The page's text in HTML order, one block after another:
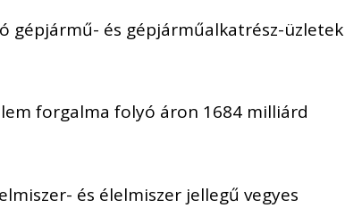
gépjármű- és gépjárműalkatrész-üzletek
forgalma folyó áron 1684 milliárd
és élelmiszer jellegű vegyes